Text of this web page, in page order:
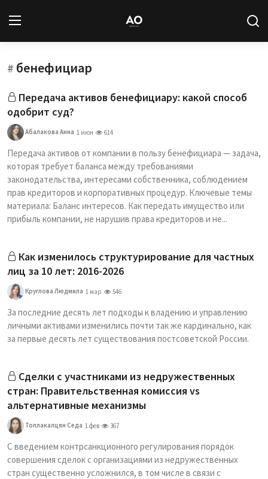
Вход
Новости
Статьи
Авторы
Архив
База знаний
# бенефициар
Передача активов бенефициару: какой способ
одобрит суд?
Абалакова Анна 1 июн 614
Передача активов от компании в пользу бенефициара — задача,
которая требует баланса между требованиями
законодательства, интересами собственника, соблюдением
прав кредиторов и корпоративных процедур. Ключевые темы
материала: Баланс интересов. Как передать имущество или
прибыль компании, не нарушив права кредиторов и не...
Как изменилось структурирование для частных
лиц за 10 лет: 2016-2026
Круглова Людмила 1 мар 546
За последние десять лет подходы к владению и управлению
личными активами изменились почти так же кардинально, как
за первые десять лет существования постсоветской России.
Сделки с участниками из недружественных
стран: Правительственная комиссия vs
альтернативные механизмы
Топлакалцян Седа 1 фев 367
С введением контрсанкционного регулирования порядок
совершения сделок с организациями из недружественных
стран существенно усложнился, в том числе в связи с